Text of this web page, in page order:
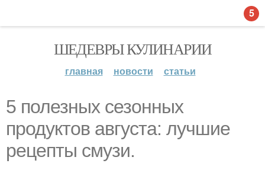
ШЕДЕВРЫ КУЛИНАРИИ
главная новости статьи
5 полезных сезонных
продуктов августа: лучшие
рецепты смузи.
5